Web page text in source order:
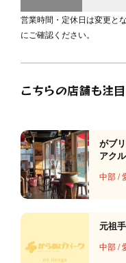
営業時間・定休日は変更と
にご確認ください。
こちらの店舗も注目
がブ
アク
中部/
元祖
中部/